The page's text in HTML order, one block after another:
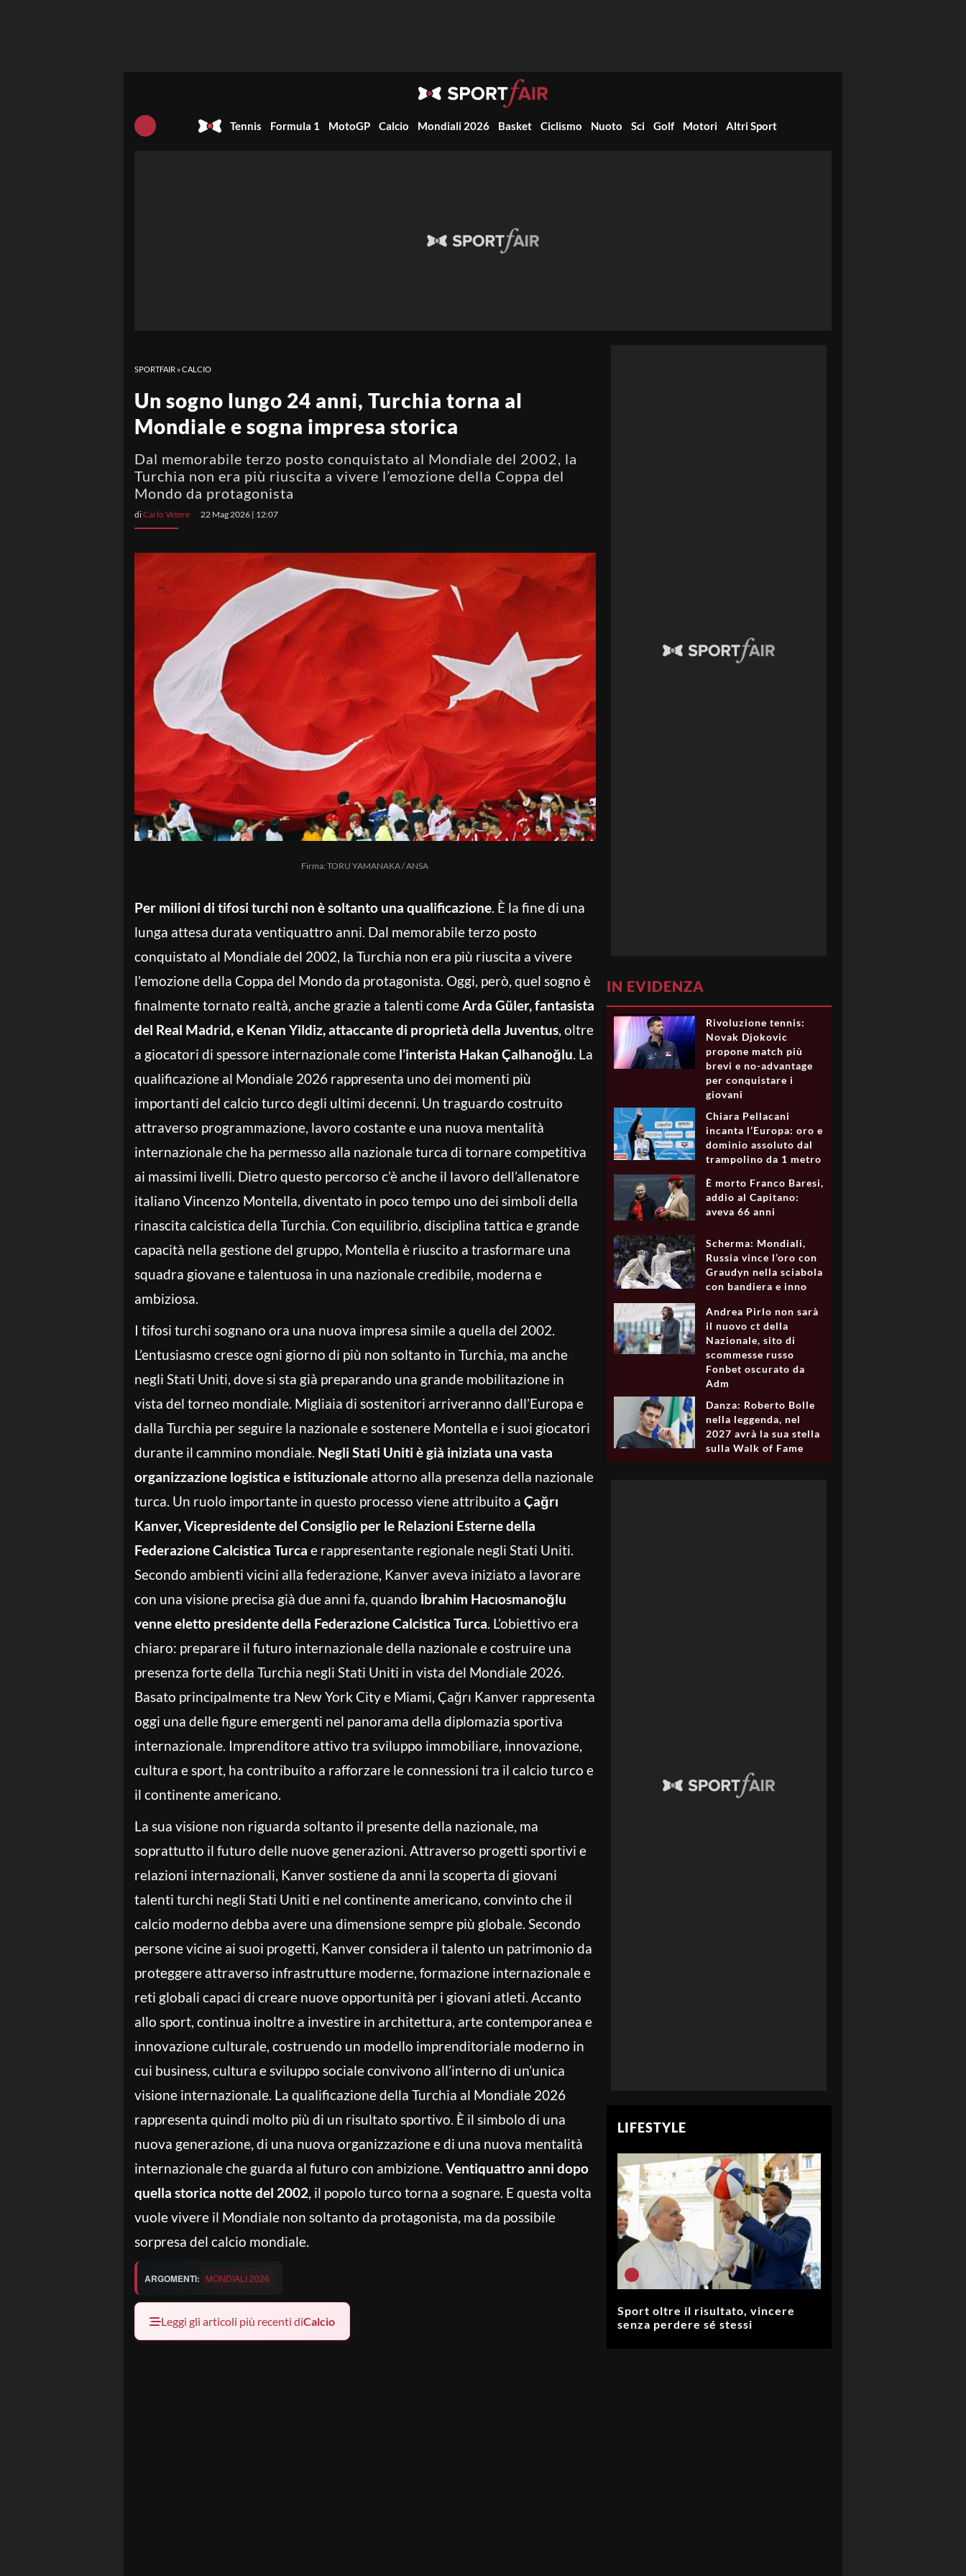
Tennis Formula 1 MotoGP Calcio Mondiali 2026 Basket Ciclismo Nuoto Sci Golf Motori Altri Sport
SPORTFAIR »CALCIO
Un sogno lungo 24 anni, Turchia torna al
Mondiale e sogna impresa storica
Dal memorabile terzo posto conquistato al Mondiale del 2002, la
Turchia non era più riuscita a vivere l’emozione della Coppa del
Mondo da protagonista
diCarlo Vetere 22 Mag 2026 | 12:07
Firma: TORU YAMANAKA / ANSA
Per milioni di tifosi turchi non è soltanto una qualificazione. È la fine di una
lunga attesa durata ventiquattro anni. Dal memorabile terzo posto
conquistato al Mondiale del 2002, la Turchia non era più riuscita a vivere
l’emozione della Coppa del Mondo da protagonista. Oggi, però, quel sogno è
finalmente tornato realtà, anche grazie a talenti comeArda Güler, fantasista
del Real Madrid, e Kenan Yildiz, attaccante di proprietà della Juventus, oltre
a giocatori di spessore internazionale come l’interista Hakan Çalhanoğlu. La
qualificazione al Mondiale 2026 rappresenta uno dei momenti più
importanti del calcio turco degli ultimi decenni. Un traguardo costruito
attraverso programmazione, lavoro costante e una nuova mentalità
internazionale che ha permesso alla nazionale turca di tornare competitiva
ai massimi livelli. Dietro questo percorso c’è anche il lavoro dell’allenatore
italiano Vincenzo Montella, diventato in poco tempo uno dei simboli della
rinascita calcistica della Turchia. Con equilibrio, disciplina tattica e grande
capacità nella gestione del gruppo, Montella è riuscito a trasformare una
squadra giovane e talentuosa in una nazionale credibile, moderna e
ambiziosa.
I tifosi turchi sognano ora una nuova impresa simile a quella del 2002.
L’entusiasmo cresce ogni giorno di più non soltanto in Turchia, ma anche
negli Stati Uniti, dove si sta già preparando una grande mobilitazione in
vista del torneo mondiale. Migliaia di sostenitori arriveranno dall’Europa e
dalla Turchia per seguire la nazionale e sostenere Montella e i suoi giocatori
durante il cammino mondiale. Negli Stati Uniti è già iniziata una vasta
organizzazione logistica e istituzionale attorno alla presenza della nazionale
turca. Un ruolo importante in questo processo viene attribuito a Çağrı
Kanver, Vicepresidente del Consiglio per le Relazioni Esterne della
Federazione Calcistica Turca e rappresentante regionale negli Stati Uniti.
Secondo ambienti vicini alla federazione, Kanver aveva iniziato a lavorare
con una visione precisa già due anni fa, quando İbrahim Hacıosmanoğlu
venne eletto presidente della Federazione Calcistica Turca. L’obiettivo era
chiaro: preparare il futuro internazionale della nazionale e costruire una
presenza forte della Turchia negli Stati Uniti in vista del Mondiale 2026.
Basato principalmente tra New York City e Miami, Çağrı Kanver rappresenta
oggi una delle figure emergenti nel panorama della diplomazia sportiva
internazionale. Imprenditore attivo tra sviluppo immobiliare, innovazione,
cultura e sport, ha contribuito a rafforzare le connessioni tra il calcio turco e
il continente americano.
La sua visione non riguarda soltanto il presente della nazionale, ma
soprattutto il futuro delle nuove generazioni. Attraverso progetti sportivi e
relazioni internazionali, Kanver sostiene da anni la scoperta di giovani
talenti turchi negli Stati Uniti e nel continente americano, convinto che il
calcio moderno debba avere una dimensione sempre più globale. Secondo
persone vicine ai suoi progetti, Kanver considera il talento un patrimonio da
proteggere attraverso infrastrutture moderne, formazione internazionale e
reti globali capaci di creare nuove opportunità per i giovani atleti. Accanto
allo sport, continua inoltre a investire in architettura, arte contemporanea e
innovazione culturale, costruendo un modello imprenditoriale moderno in
cui business, cultura e sviluppo sociale convivono all’interno di un’unica
visione internazionale. La qualificazione della Turchia al Mondiale 2026
rappresenta quindi molto più di un risultato sportivo. È il simbolo di una
nuova generazione, di una nuova organizzazione e di una nuova mentalità
internazionale che guarda al futuro con ambizione. Ventiquattro anni dopo
quella storica notte del 2002, il popolo turco torna a sognare. E questa volta
vuole vivere il Mondiale non soltanto da protagonista, ma da possibile
sorpresa del calcio mondiale.
ARGOMENTI: MONDIALI 2026
Leggi gli articoli più recenti diCalcio
IN EVIDENZA
Rivoluzione tennis:
Novak Djokovic
propone match più
brevi e no-advantage
per conquistare i
giovani
Chiara Pellacani
incanta l’Europa: oro e
dominio assoluto dal
trampolino da 1 metro
È morto Franco Baresi,
addio al Capitano:
aveva 66 anni
Scherma: Mondiali,
Russia vince l’oro con
Graudyn nella sciabola
con bandiera e inno
Andrea Pirlo non sarà
il nuovo ct della
Nazionale, sito di
scommesse russo
Fonbet oscurato da
Adm
Danza: Roberto Bolle
nella leggenda, nel
2027 avrà la sua stella
sulla Walk of Fame
LIFESTYLE
Sport oltre il risultato, vincere
senza perdere sé stessi